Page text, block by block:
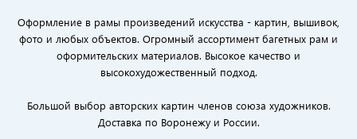
Оформление в рамы произведений искусства - картин, вышивок,
фото и любых объектов. Огромный ассортимент багетных рам и
оформительских материалов. Высокое качество и
высокохудожественный подход.
Большой выбор авторских картин членов союза художников.
Доставка по Воронежу и России.